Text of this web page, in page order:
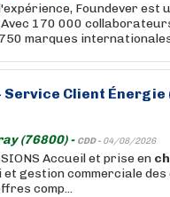
Foundever est
Avec 170 000
marques
Client Énergie
(76800) - CDD - 04/08/2026
Accueil et prise en
et gestion commerciale
comp...